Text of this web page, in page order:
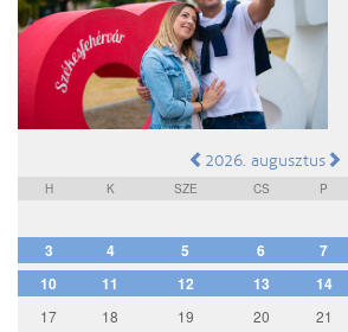
2026. augusztus
H K SZE CS P
3 4 5 6 7
10 11 12 13 14
17
18 19 20 21